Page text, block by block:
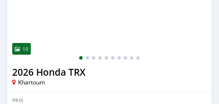
10
2026 Honda TRX
Khartoum
PRIX